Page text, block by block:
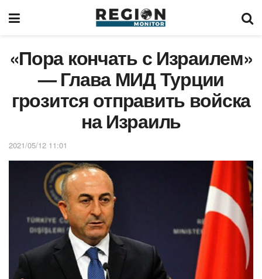
«Пора кончать с Израилем»
— Глава МИД Турции
грозится отправить войска
на Израиль
2021/05/12 11:01